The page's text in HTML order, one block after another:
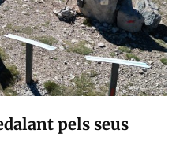
pels seus